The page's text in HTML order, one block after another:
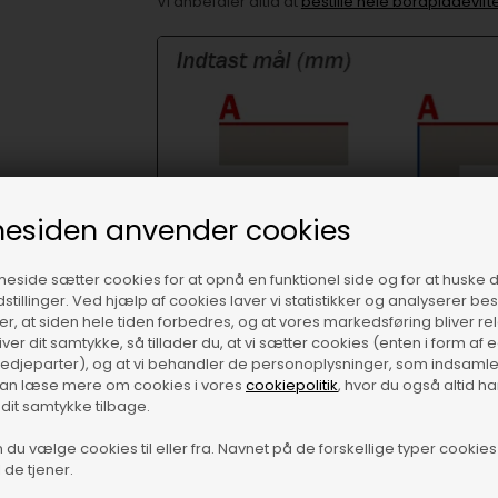
anvender cookies
sætter cookies for at opnå en funktionel side og for at huske
Ved hjælp af cookies laver vi statistikker og analyserer
at siden hele tiden forbedres, og at vores markedsføring bliver
dit samtykke, så tillader du, at vi sætter cookies (enten i form af
og at vi behandler de personoplysninger, som
læse mere om cookies i vores cookiepolitik, hvor du også altid
samtykke tilbage.
du vælge cookies til eller fra. Navnet på de forskellige typer
tjener.
Specifikationer
Kerne: Spånplade
Produceret i Danmark.